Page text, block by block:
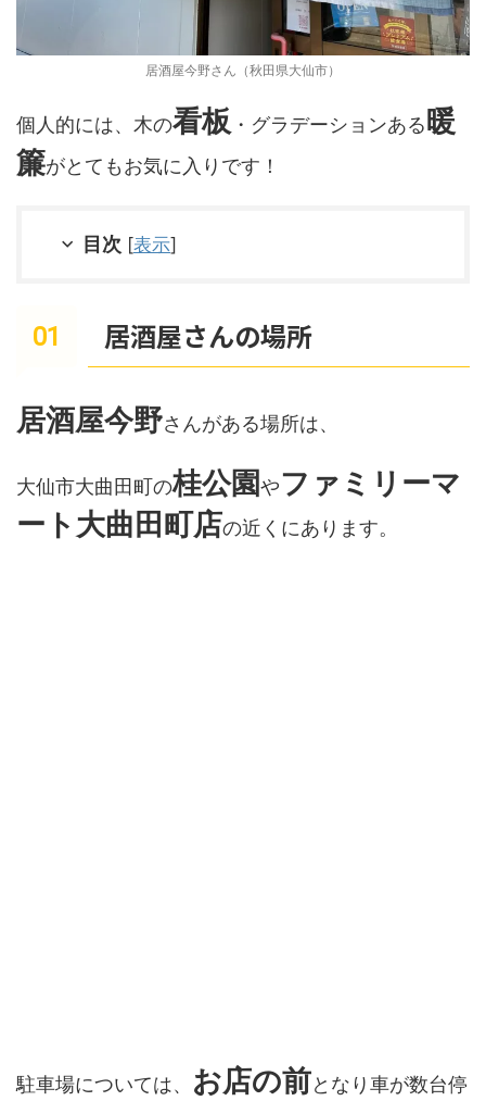
居酒屋今野さん（秋田県大仙市）
個人的には、木の看板 ・グラデーションある暖
簾がとてもお気に入りです！
目次 [表示]
居酒屋さんの場所
居酒屋今野さんがある場所は、
大仙市大曲田町の桂公園やファミリーマ
ート大曲田町店の近くにあります。
駐車場については、 お店の前となり車が数台停